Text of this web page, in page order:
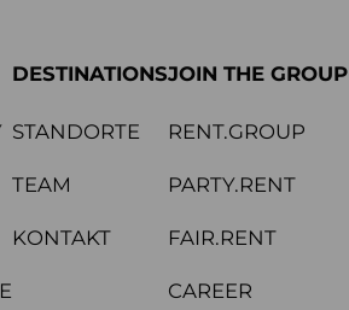
DESTINATIONS
STANDORTE
TEAM
KONTAKT
JOIN THE GROUP
RENT.GROUP
PARTY.RENT
FAIR.RENT
CAREER